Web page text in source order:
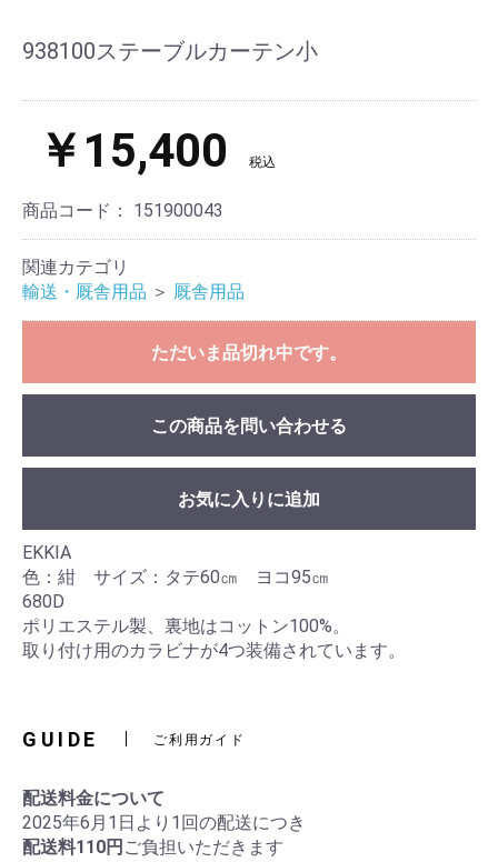
938100ステーブルカーテン小
￥15,400 税込
商品コード： 151900043
関連カテゴリ
輸送・厩舎用品 ＞ 厩舎用品
ただいま品切れ中です。
この商品を問い合わせる
お気に入りに追加
EKKIA
色：紺 サイズ：タテ60㎝ ヨコ95㎝
680D
ポリエステル製、裏地はコットン100%。
取り付け用のカラビナが4つ装備されています。
GUIDE ご利用ガイド
配送料金について
2025年6月1日より1回の配送につき
配送料110円 ご負担いただきます